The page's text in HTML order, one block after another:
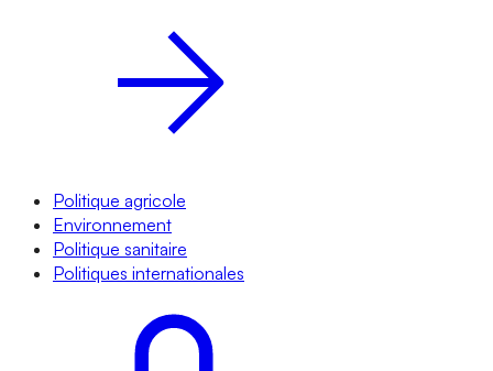
Politique agricole
Environnement
Politique sanitaire
Politiques internationales